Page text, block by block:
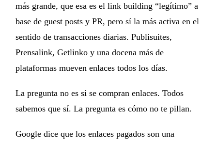
más grande, que esa es el link building “legítimo” a
base de guest posts y PR, pero sí la más activa en el
sentido de transacciones diarias. Publisuites,
Prensalink, Getlinko y una docena más de
plataformas mueven enlaces todos los días.
La pregunta no es si se compran enlaces. Todos
sabemos que sí. La pregunta es cómo no te pillan.
Google dice que los enlaces pagados son una